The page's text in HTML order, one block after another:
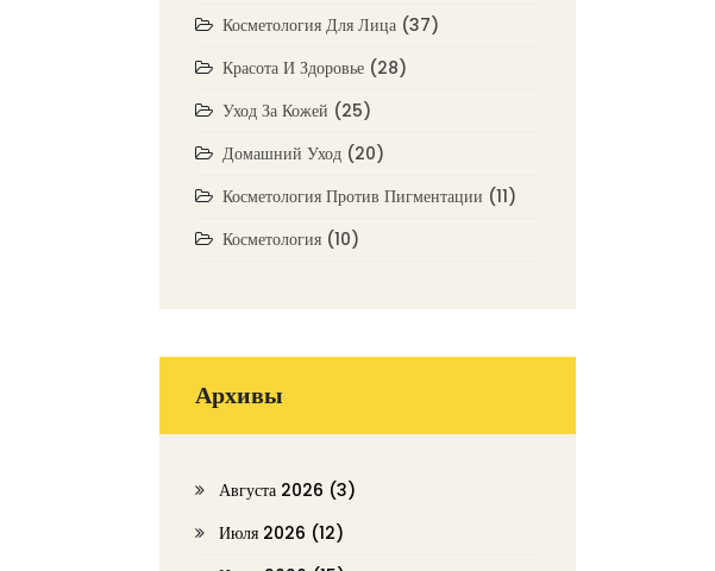
Косметология Для Лица (37)
Красота И Здоровье (28)
Уход За Кожей (25)
Домашний Уход (20)
Косметология Против Пигментации (11)
Косметология (10)
Архивы
Августа 2026 (3)
Июля 2026 (12)